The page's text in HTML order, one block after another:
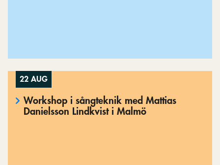
22 AUG
Workshop i sångteknik med Mattias
Danielsson Lindkvist i Malmö